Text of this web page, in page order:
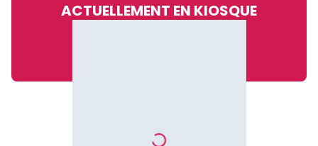
ACTUELLEMENT EN KIOSQUE